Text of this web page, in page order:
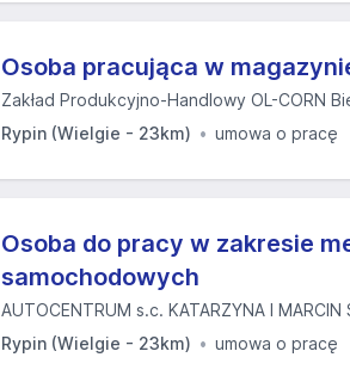
Osoba pracująca w
Zakład Produkcyjno-Handlowy OL-CORN
Rypin (Wielgie - 23km)
umowa o pracę
Osoba do pracy w zakresie
samochodowych
AUTOCENTRUM s.c. KATARZYNA I MARCIN
Rypin (Wielgie - 23km)
umowa o pracę